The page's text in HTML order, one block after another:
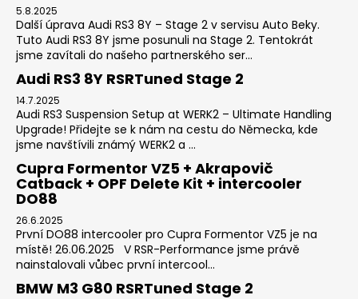
5.8.2025
Další úprava Audi RS3 8Y – Stage 2 v servisu Auto Beky.
Tuto Audi RS3 8Y jsme posunuli na Stage 2. Tentokrát
jsme zavítali do našeho partnerského ser...
Audi RS3 8Y RSRTuned Stage 2
14.7.2025
Audi RS3 Suspension Setup at WERK2 – Ultimate Handling
Upgrade! Přidejte se k nám na cestu do Německa, kde
jsme navštívili známý WERK2 a ...
Cupra Formentor VZ5 + Akrapovič
Catback + OPF Delete Kit + intercooler
DO88
26.6.2025
První DO88 intercooler pro Cupra Formentor VZ5 je na
místě! 26.06.2025 V RSR-Performance jsme právě
nainstalovali vůbec první intercool...
BMW M3 G80 RSRTuned Stage 2